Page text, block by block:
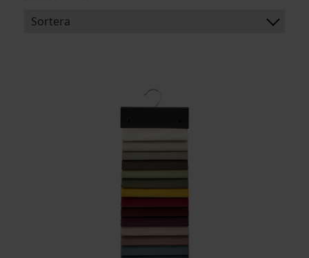
Sortera
BREDD:
ARTIKELKOD: